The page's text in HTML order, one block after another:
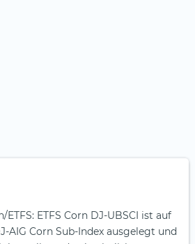
ETFS Corn DJ-UBSCI ist auf
AIG Corn Sub-Index ausgelegt und